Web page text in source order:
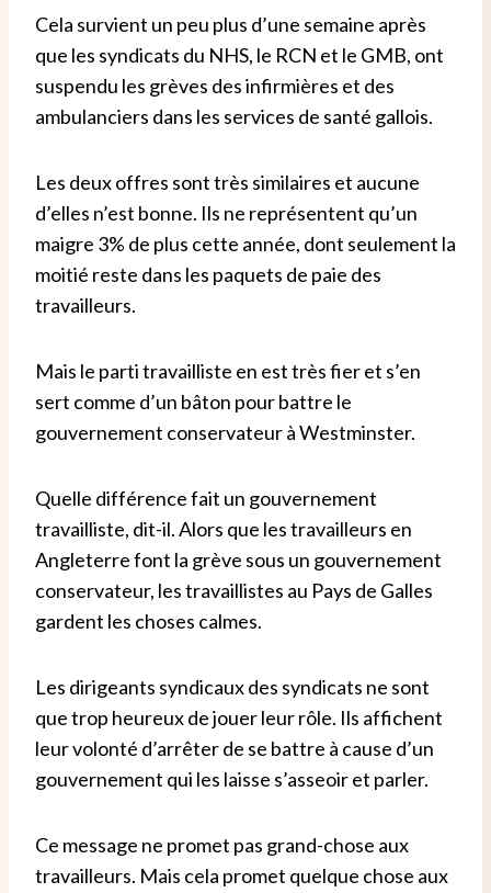
Cela survient un peu plus d’une semaine après
que les syndicats du NHS, le RCN et le GMB, ont
suspendu les grèves des infirmières et des
ambulanciers dans les services de santé gallois.
Les deux offres sont très similaires et aucune
d’elles n’est bonne. Ils ne représentent qu’un
maigre 3% de plus cette année, dont seulement la
moitié reste dans les paquets de paie des
travailleurs.
Mais le parti travailliste en est très fier et s’en
sert comme d’un bâton pour battre le
gouvernement conservateur à Westminster.
Quelle différence fait un gouvernement
travailliste, dit-il. Alors que les travailleurs en
Angleterre font la grève sous un gouvernement
conservateur, les travaillistes au Pays de Galles
gardent les choses calmes.
Les dirigeants syndicaux des syndicats ne sont
que trop heureux de jouer leur rôle. Ils affichent
leur volonté d’arrêter de se battre à cause d’un
gouvernement qui les laisse s’asseoir et parler.
Ce message ne promet pas grand-chose aux
travailleurs. Mais cela promet quelque chose aux